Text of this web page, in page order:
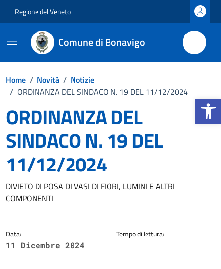
Apri la
Regione del Veneto
Comune di Bonavigo
Home / Novità / Notizie
/ ORDINANZA DEL SINDACO N. 19 DEL 11/12/2024
ORDINANZA DEL
SINDACO N. 19 DEL
11/12/2024
Dettagli della notizia
DIVIETO DI POSA DI VASI DI FIORI, LUMINI E ALTRI
COMPONENTI
Data:
11 Dicembre 2024
Tempo di lettura: